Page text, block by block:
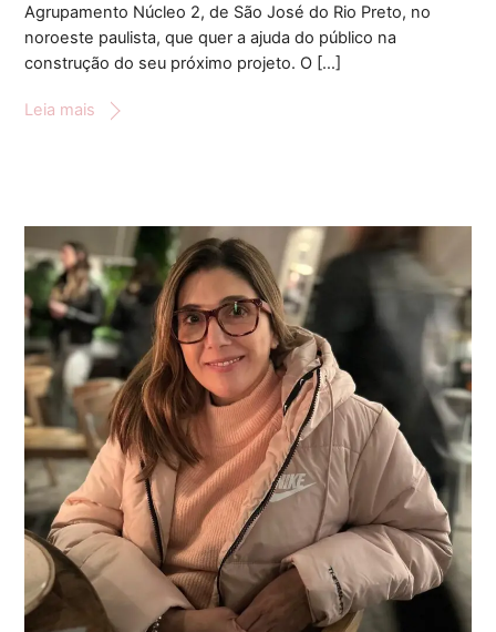
Agrupamento Núcleo 2, de São José do Rio Preto, no
noroeste paulista, que quer a ajuda do público na
construção do seu próximo projeto. O […]
Leia mais